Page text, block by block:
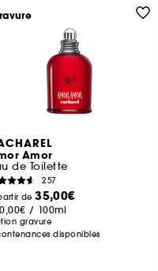
Amor
de Toilette
257
de35,00€
/ 100ml
gravure
disponibles